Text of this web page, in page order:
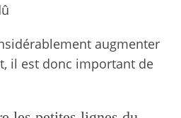
augmenter
il est donc important de